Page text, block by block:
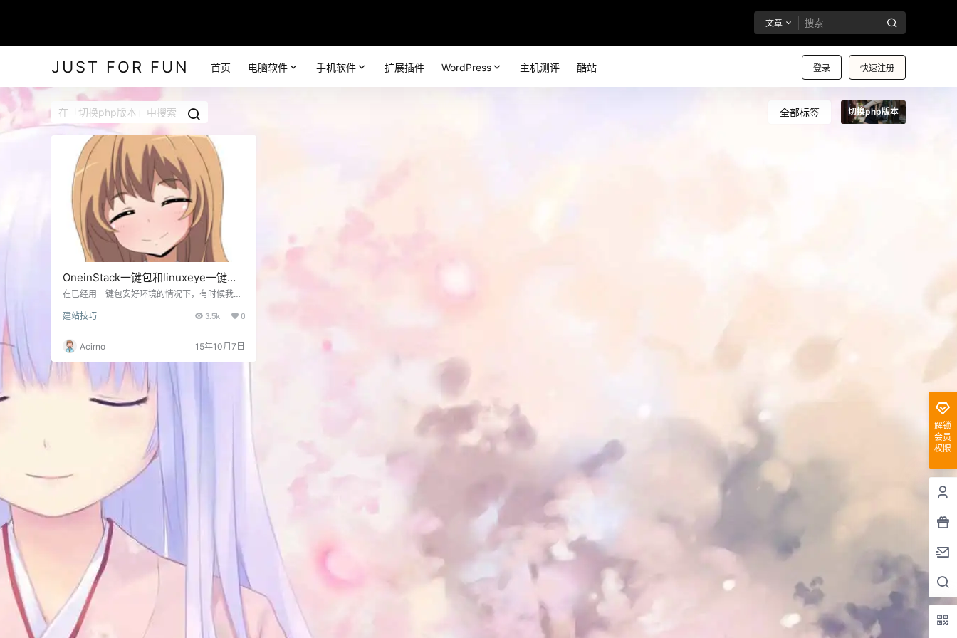
文章
JUST FOR FUN 登录 快速注册
首页 电脑软件 手机软件 扩展插件 WordPress 主机测评 酷站
全部标签 切换php版本
OneinStack一键包和linuxeye一键包
切换php版本的方法
在已经用一键包安好环境的情况下，有时候我们
m stop #先停掉php mv /usr/local/php{,_bk} #
cd lnmp #重新进入lnmp安装文件解压的目录 ./i
nstall.sh #安装 要用的php选择y并进去选择需要
的版本，其余选择n，即…
建站技巧 3.5k 0
Acirno 15年10月7日
解锁
会员
权限